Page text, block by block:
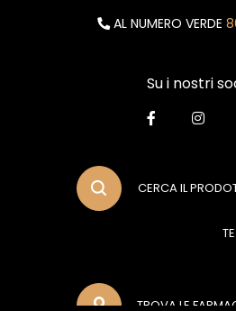
AL NUMERO VERDE
Su i nostri
CERCA IL
TE
TROVA LE